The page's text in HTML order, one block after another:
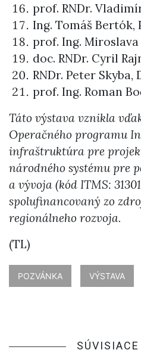
prof. RNDr.
Ing. Tomáš Bertók,
prof. Ing. Miroslava
doc. RNDr. Cyril
RNDr. Peter Skyba,
prof. Ing. Roman
Táto výstava vznikla
Operačného programu
infraštruktúra pre
národného systému pre
a vývoja (kód ITMS:
spolufinancovaný zo
regionálneho rozvoja.
(TL)
POZVÁNKA VÝSTAVA